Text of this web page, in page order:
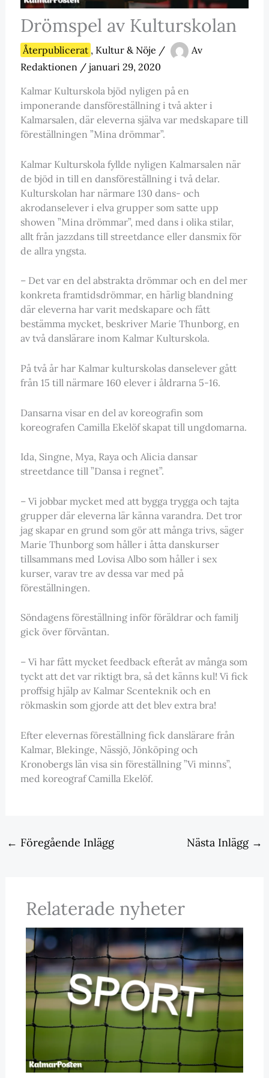
Drömspel av Kulturskolan
Återpublicerat , Kultur & Nöje /
Av
Redaktionen / januari 29, 2020
Kalmar Kulturskola bjöd nyligen på en
imponerande dansföreställning i två akter i
Kalmarsalen, där eleverna själva var medskapare till
föreställningen ”Mina drömmar”.
Kalmar Kulturskola fyllde nyligen Kalmarsalen när
de bjöd in till en dansföreställning i två delar.
Kulturskolan har närmare 130 dans- och
akrodanselever i elva grupper som satte upp
showen ”Mina drömmar”, med dans i olika stilar,
allt från jazzdans till streetdance eller dansmix för
de allra yngsta.
– Det var en del abstrakta drömmar och en del mer
konkreta framtidsdrömmar, en härlig blandning
där eleverna har varit medskapare och fått
bestämma mycket, beskriver Marie Thunborg, en
av två danslärare inom Kalmar Kulturskola.
På två år har Kalmar kulturskolas danselever gått
från 15 till närmare 160 elever i åldrarna 5-16.
Dansarna visar en del av koreografin som
koreografen Camilla Ekelöf skapat till ungdomarna.
Ida, Singne, Mya, Raya och Alicia dansar
streetdance till ”Dansa i regnet”.
– Vi jobbar mycket med att bygga trygga och tajta
grupper där eleverna lär känna varandra. Det tror
jag skapar en grund som gör att många trivs, säger
Marie Thunborg som håller i åtta danskurser
tillsammans med Lovisa Albo som håller i sex
kurser, varav tre av dessa var med på
föreställningen.
Söndagens föreställning inför föräldrar och familj
gick över förväntan.
– Vi har fått mycket feedback efteråt av många som
tyckt att det var riktigt bra, så det känns kul! Vi fick
proffsig hjälp av Kalmar Scenteknik och en
rökmaskin som gjorde att det blev extra bra!
Efter elevernas föreställning fick danslärare från
Kalmar, Blekinge, Nässjö, Jönköping och
Kronobergs län visa sin föreställning ”Vi minns”,
med koreograf Camilla Ekelöf.
← Föregående Inlägg Nästa Inlägg →
Relaterade nyheter